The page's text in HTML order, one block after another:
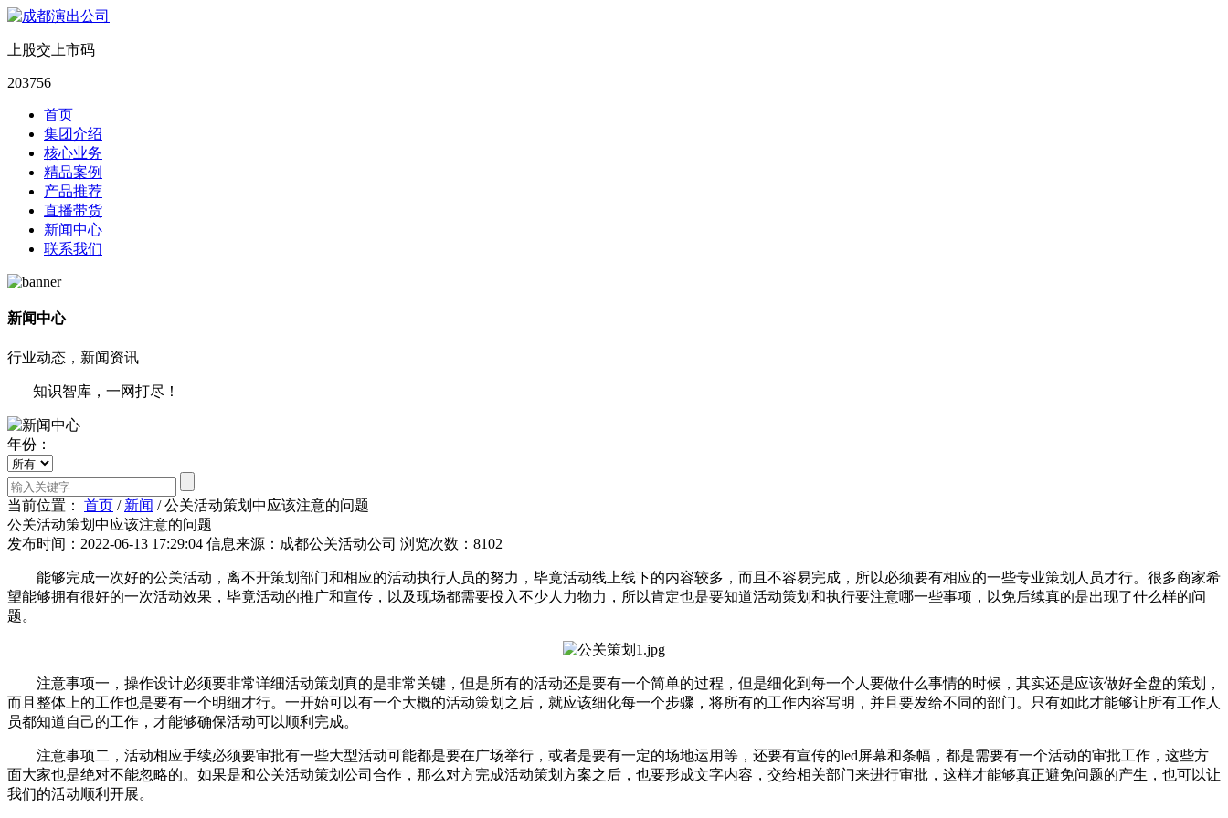
上股交上市码
203756
首页
集团介绍
核心业务
精品案例
产品推荐
直播带货
新闻中心
联系我们
新闻中心
行业动态，新闻资讯
知识智库，一网打尽！
年份：
当前位置： 首页 / 新闻 /公关活动策划中应该注意的问题
公关活动策划中应该注意的问题
发布时间：2022-06-13 17:29:04 信息来源：成都公关活动公司 浏览次数：8102
能够完成一次好的公关活动，离不开策划部门和相应的活动执行人员的努力，毕竟活动线上线下的内容较多，而且不容易完成，所以必须要有相应的一些专业策划人员才行。很多商家希
望能够拥有很好的一次活动效果，毕竟活动的推广和宣传，以及现场都需要投入不少人力物力，所以肯定也是要知道活动策划和执行要注意哪一些事项，以免后续真的是出现了什么样的问
题。
注意事项一，操作设计必须要非常详细活动策划真的是非常关键，但是所有的活动还是要有一个简单的过程，但是细化到每一个人要做什么事情的时候，其实还是应该做好全盘的策划，
而且整体上的工作也是要有一个明细才行。一开始可以有一个大概的活动策划之后，就应该细化每一个步骤，将所有的工作内容写明，并且要发给不同的部门。只有如此才能够让所有工作人
员都知道自己的工作，才能够确保活动可以顺利完成。
注意事项二，活动相应手续必须要审批有一些大型活动可能都是要在广场举行，或者是要有一定的场地运用等，还要有宣传的led屏幕和条幅，都是需要有一个活动的审批工作，这些方
面大家也是绝对不能忽略的。如果是和公关活动策划公司合作，那么对方完成活动策划方案之后，也要形成文字内容，交给相关部门来进行审批，这样才能够真正避免问题的产生，也可以让
我们的活动顺利开展。